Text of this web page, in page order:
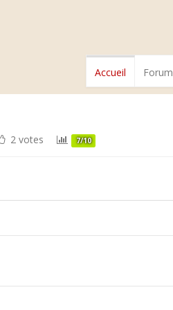
Accueil Forum
2 votes 7/10